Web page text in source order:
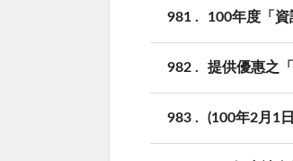
981 100年度「
982 提供優惠之
983 (100年2月1